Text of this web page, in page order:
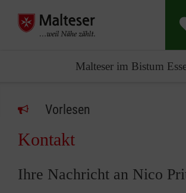
Malteser im Bistum
Vorlesen
Kontakt
Ihre Nachricht an Nico